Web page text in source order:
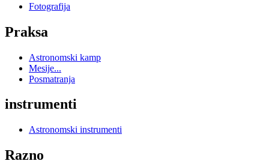
Fotografija
Praksa
Astronomski kamp
Mesije...
Posmatranja
instrumenti
Astronomski instrumenti
Razno